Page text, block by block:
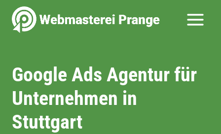
Inhalt
springen
Google Ads Agentur für
Unternehmen in
Stuttgart